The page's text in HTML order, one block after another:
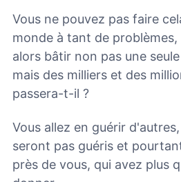
Vous ne pouvez pas faire
monde à tant de
alors bâtir non pas une
mais des milliers et des
passera-t-il ?
Vous allez en guérir
seront pas guéris et
près de vous, qui avez plus